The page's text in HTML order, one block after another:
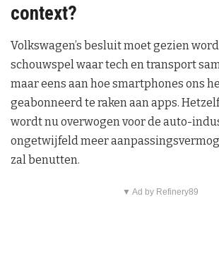
context?
Volkswagen’s besluit moet gezien
schouwspel waar tech en transport
maar eens aan hoe smartphones ons
geabonneerd te raken aan apps.
wordt nu overwogen voor de auto-
ongetwijfeld meer
zal benutten.
▼ Ad by Refinery89